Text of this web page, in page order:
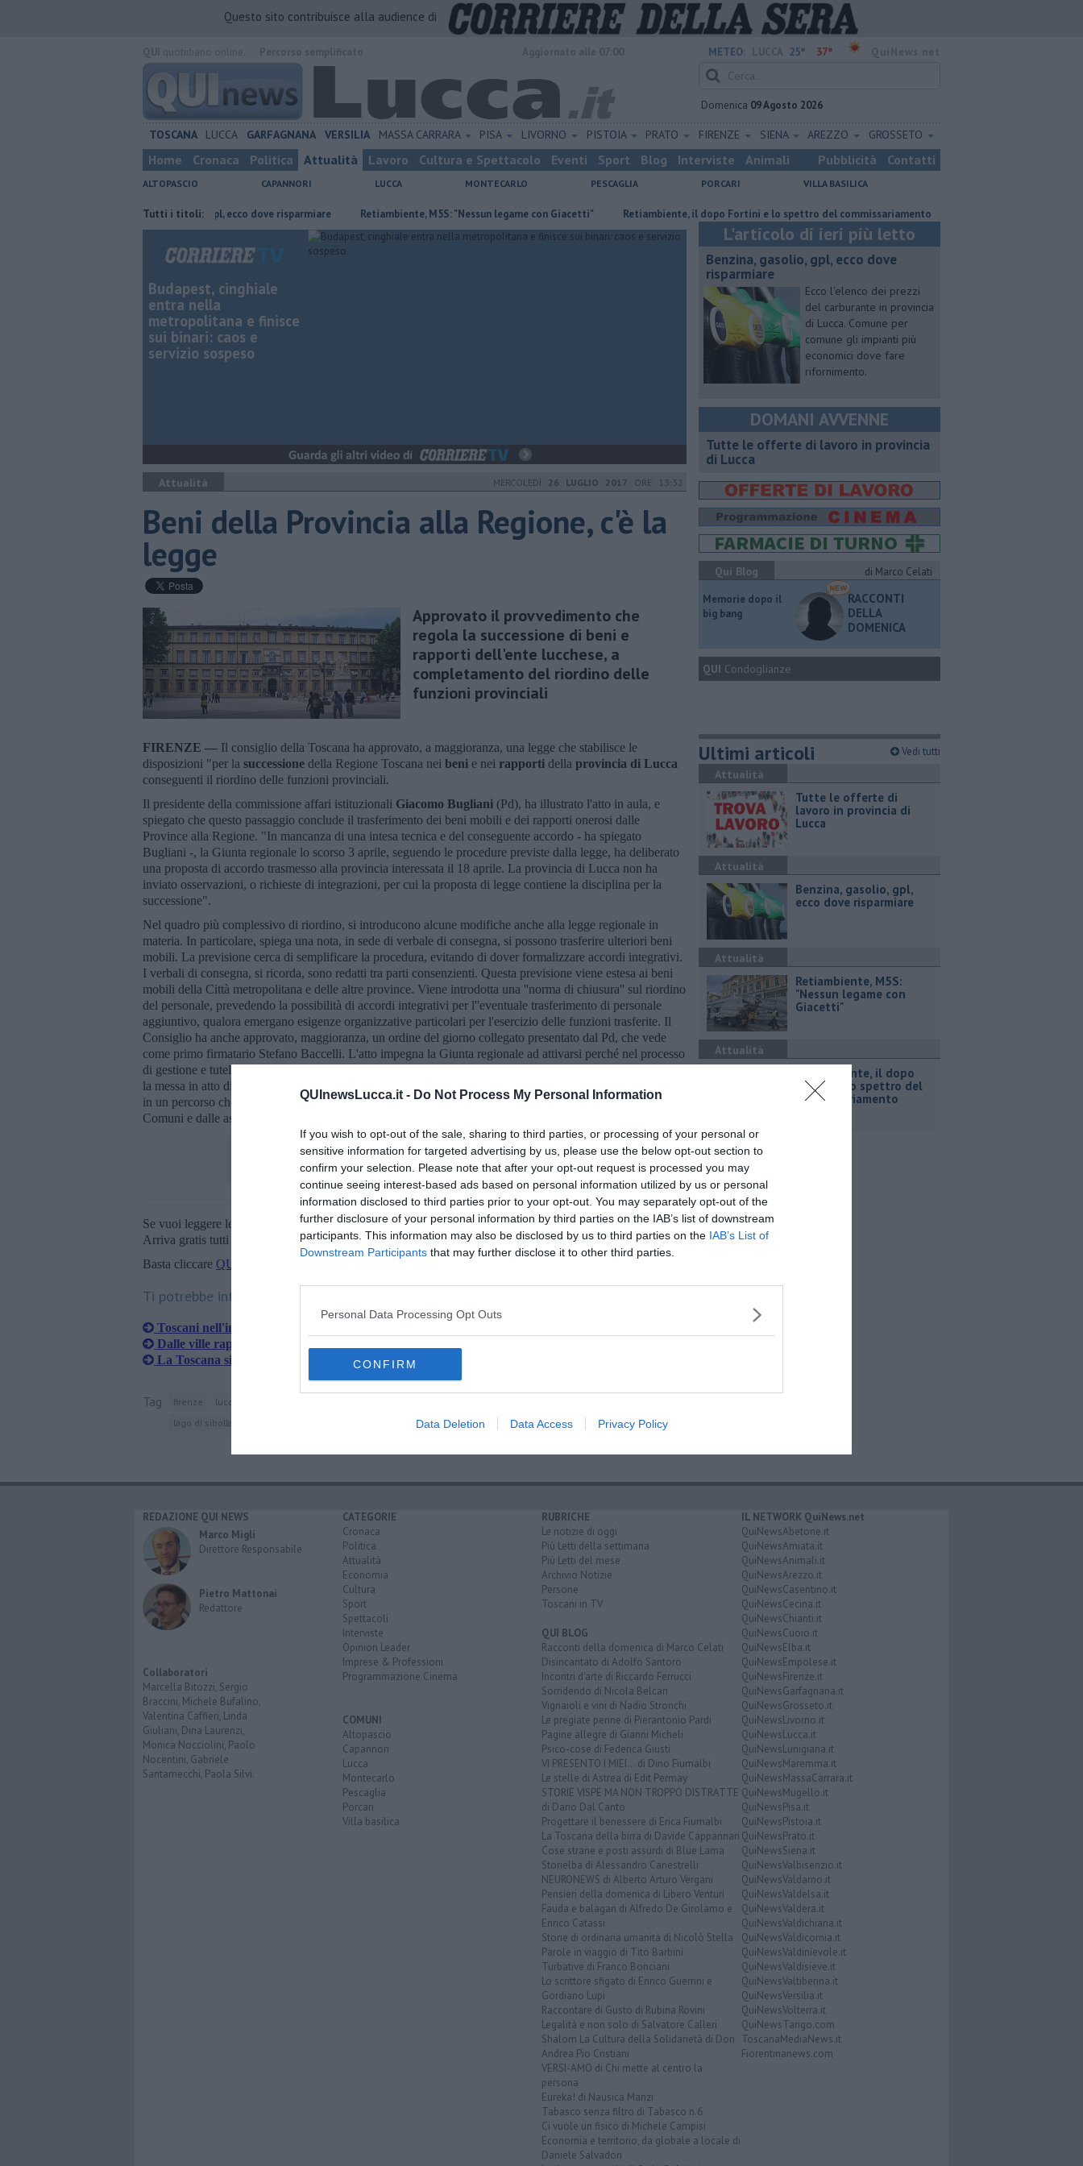
QUInewsLucca.it - Do Not Process My Personal Information
If you wish to opt-out of the sale, sharing to third parties, or processing of your personal or
sensitive information for targeted advertising by us, please use the below opt-out section to
confirm your selection. Please note that after your opt-out request is processed you may
continue seeing interest-based ads based on personal information utilized by us or personal
information disclosed to third parties prior to your opt-out. You may separately opt-out of the
further disclosure of your personal information by third parties on the IAB’s list of downstream
participants. This information may also be disclosed by us to third parties on the IAB’s List of
Downstream Participants that may further disclose it to other third parties.
Personal Data Processing Opt Outs
CONFIRM
Data Deletion Data Access Privacy Policy
Questo sito contribuisce alla audience di
METEO: 25° 37°
Domenica 09 Agosto 2026
TOSCANA LUCCA GARFAGNANA VERSILIA MASSA CARRARA PISA LIVORNO PISTOIA PRATO FIRENZE SIENA AREZZO GROSSETO
Home Cronaca Politica Attualità Lavoro Cultura e Spettacolo Eventi Sport Blog Interviste Animali Pubblicità Contatti
ALTOPASCIO CAPANNORI LUCCA MONTECARLO PESCAGLIA PORCARI VILLA BASILICA
Tutti i titoli:
​Benzina, gasolio, gpl, ecco dove risparmiare Retiambiente, M5S: "Nessun legame con Giacetti" Retiambiente, il dopo Fortini e lo spettro del commissariamento ​Tutte le offerte di lavoro in
Budapest, cinghiale
entra nella
metropolitana e finisce
sui binari: caos e
servizio sospeso
Attualità MERCOLEDÌ 26 LUGLIO 2017 ORE 13:32
Beni della Provincia alla Regione, c'è la
legge
Approvato il provvedimento che
regola la successione di beni e
rapporti dell'ente lucchese, a
completamento del riordino delle
funzioni provinciali
FIRENZE — Il consiglio della Toscana ha approvato, a maggioranza, una legge che stabilisce le
disposizioni "per la successione della Regione Toscana nei beni e nei rapporti della provincia di Lucca
conseguenti il riordino delle funzioni provinciali.
Il presidente della commissione affari istituzionali Giacomo Bugliani (Pd), ha illustrato l'atto in aula, e
spiegato che questo passaggio conclude il trasferimento dei beni mobili e dei rapporti onerosi dalle
Province alla Regione. "In mancanza di una intesa tecnica e del conseguente accordo - ha spiegato
Bugliani -, la Giunta regionale lo scorso 3 aprile, seguendo le procedure previste dalla legge, ha deliberato
una proposta di accordo trasmesso alla provincia interessata il 18 aprile. La provincia di Lucca non ha
inviato osservazioni, o richieste di integrazioni, per cui la proposta di legge contiene la disciplina per la
successione".
Nel quadro più complessivo di riordino, si introducono alcune modifiche anche alla legge regionale in
materia. In particolare, spiega una nota, in sede di verbale di consegna, si possono trasferire ulteriori beni
mobili. La previsione cerca di semplificare la procedura, evitando di dover formalizzare accordi integrativi.
I verbali di consegna, si ricorda, sono redatti tra parti consenzienti. Questa previsione viene estesa ai beni
mobili della Città metropolitana e delle altre province. Viene introdotta una ''norma di chiusura'' sul riordino
del personale, prevedendo la possibilità di accordi integrativi per l''eventuale trasferimento di personale
aggiuntivo, qualora emergano esigenze organizzative particolari per l'esercizio delle funzioni trasferite. Il
Consiglio ha anche approvato, maggioranza, un ordine del giorno collegato presentato dal Pd, che vede
come primo firmatario Stefano Baccelli. L'atto impegna la Giunta regionale ad attivarsi perché nel processo
di gestione e tutela dell'area naturalistica del lago Sibolla, situato nel Comune di Altopascio, e per valutare
la messa in atto di azioni tese a valorizzare anche le altre zone umide della provincia di Lucca, inserendole
in un percorso che tenga presente le esperienze e gli studi fatti dall'amministrazione provinciale, dai
Comuni e dalle associazioni ambientaliste.
Se vuoi leggere le notizie principali della Toscana iscriviti allaNewsletter QUInews - ToscanaMedia.
Arriva gratis tutti i giorni alle 20:00 direttamente nella tua casella di posta.
Basta cliccare QUI
Ti potrebbe interessare anche:
Toscani nell'incubo del terremoto di Kos
Dalle ville rapinate alle vetrine dei gioiellieri
La Toscana si mobilita contro la vespa velutina
Tag firenze lucca
lago di sibolla
L'articolo di ieri più letto
​Benzina, gasolio, gpl, ecco dove
risparmiare
Ecco l'elenco dei prezzi
del carburante in provincia
di Lucca. Comune per
comune gli impianti più
economici dove fare
rifornimento.
DOMANI AVVENNE
​Tutte le offerte di lavoro in provincia
di Lucca
Qui Blog
di Marco Celati
Memorie dopo il
big bang
RACCONTI
DELLA
DOMENICA
QUI Condoglianze
Ultimi articoli Vedi tutti
Attualità
​Tutte le offerte di
lavoro in provincia di
Lucca
Attualità
​Benzina, gasolio, gpl,
ecco dove risparmiare
Attualità
Retiambiente, M5S:
"Nessun legame con
Giacetti"
Attualità
Retiambiente, il dopo
Fortini e lo spettro del
commissariamento
REDAZIONE QUI NEWS
Marco Migli
Direttore Responsabile
Pietro Mattonai
Redattore
Collaboratori
Marcella Bitozzi, Sergio
Braccini, Michele Bufalino,
Valentina Caffieri, Linda
Giuliani, Dina Laurenzi,
Monica Nocciolini, Paolo
Nocentini, Gabriele
Santarnecchi, Paola Silvi.
CATEGORIE
Cronaca
Politica
Attualità
Economia
Cultura
Sport
Spettacoli
Interviste
Opinion Leader
Imprese & Professioni
Programmazione Cinema
COMUNI
Altopascio
Capannori
Lucca
Montecarlo
Pescaglia
Porcari
Villa basilica
RUBRICHE
Le notizie di oggi
Più Letti della settimana
Più Letti del mese
Archivio Notizie
Persone
Toscani in TV
QUI BLOG
Racconti della domenica di Marco Celati
Disincantato di Adolfo Santoro
Incontri d'arte di Riccardo Ferrucci
Sorridendo di Nicola Belcari
Vignaioli e vini di Nadio Stronchi
Le pregiate penne di Pierantonio Pardi
Pagine allegre di Gianni Micheli
Psico-cose di Federica Giusti
VI PRESENTO I MIEI... di Dino Fiumalbi
Le stelle di Astrea di Edit Permay
STORIE VISPE MA NON TROPPO DISTRATTE
di Dario Dal Canto
Progettare il benessere di Erica Fiumalbi
La Toscana della birra di Davide Cappannari
Cose strane e posti assurdi di Blue Lama
Storielba di Alessandro Canestrelli
NEURONEWS di Alberto Arturo Vergani
Pensieri della domenica di Libero Venturi
Fauda e balagan di Alfredo De Girolamo e
Enrico Catassi
Storie di ordinaria umanità di Nicolò Stella
Parole in viaggio di Tito Barbini
Turbative di Franco Bonciani
Lo scrittore sfigato di Enrico Guerrini e
Gordiano Lupi
Raccontare di Gusto di Rubina Rovini
Legalità e non solo di Salvatore Calleri
Shalom La Cultura della Solidarietà di Don
Andrea Pio Cristiani
VERSI-AMO di Chi mette al centro la
persona
Eureka! di Nausica Manzi
Tabasco senza filtro di Tabasco n.6
Ci vuole un fisico di Michele Campisi
Economia e territorio, da globale a locale di
Daniele Salvadori
IL NETWORK QuiNews.net
QuiNewsAbetone.it
QuiNewsAmiata.it
QuiNewsAnimali.it
QuiNewsArezzo.it
QuiNewsCasentino.it
QuiNewsCecina.it
QuiNewsChianti.it
QuiNewsCuoio.it
QuiNewsElba.it
QuiNewsEmpolese.it
QuiNewsFirenze.it
QuiNewsGarfagnana.it
QuiNewsGrosseto.it
QuiNewsLivorno.it
QuiNewsLucca.it
QuiNewsLunigiana.it
QuiNewsMaremma.it
QuiNewsMassaCarrara.it
QuiNewsMugello.it
QuiNewsPisa.it
QuiNewsPistoia.it
QuiNewsPrato.it
QuiNewsSiena.it
QuiNewsValbisenzio.it
QuiNewsValdarno.it
QuiNewsValdelsa.it
QuiNewsValdera.it
QuiNewsValdichiana.it
QuiNewsValdicornia.it
QuiNewsValdinievole.it
QuiNewsValdisieve.it
QuiNewsValtiberina.it
QuiNewsVersilia.it
QuiNewsVolterra.it
QuiNewsTango.com
ToscanaMediaNews.it
Fiorentinanews.com